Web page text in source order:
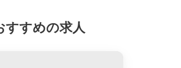
すすめの求人